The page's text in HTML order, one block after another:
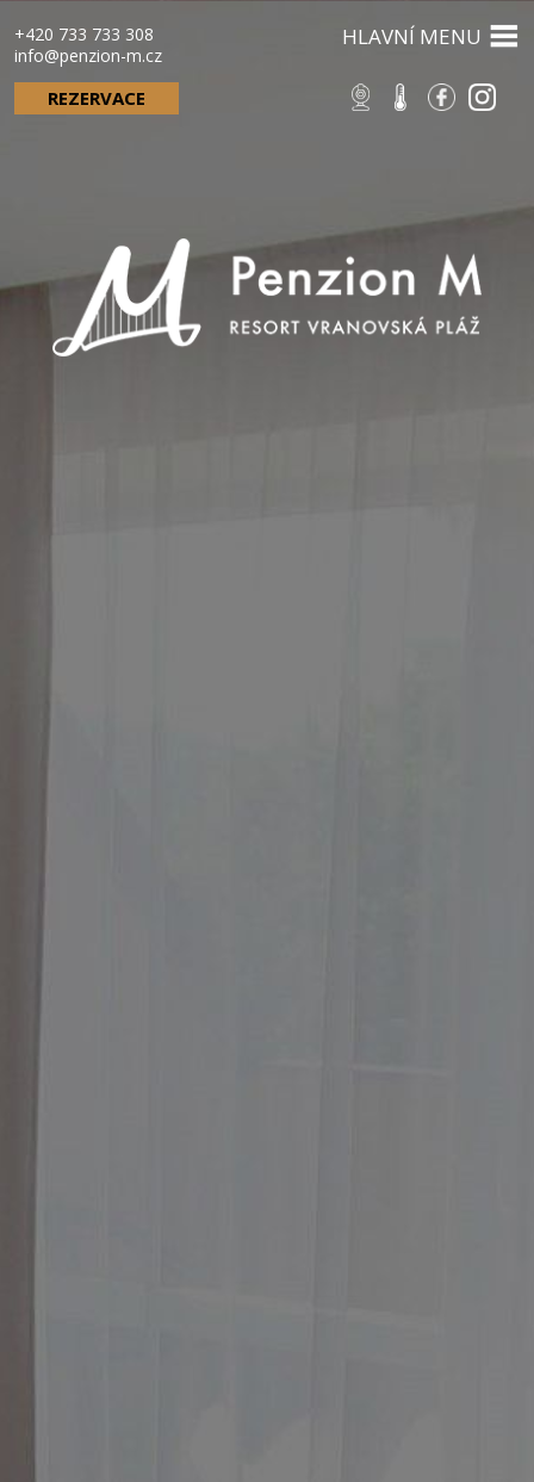
+420 733 733 308
info@penzion-m.cz
REZERVACE
HLAVNÍ MENU